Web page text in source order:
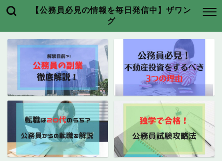
【公務員必見の情報を毎日発信中】ザワン
グ